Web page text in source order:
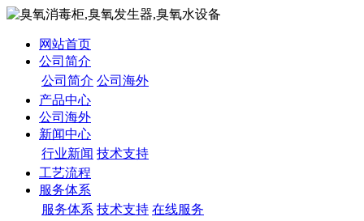
网站首页
公司简介
公司简介 公司海外
产品中心
公司海外
新闻中心
行业新闻 技术支持
工艺流程
服务体系
服务体系 技术支持 在线服务